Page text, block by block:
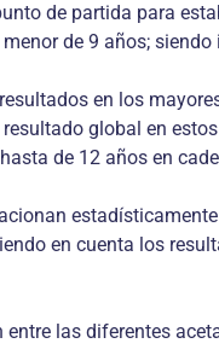
de partida para
de 9 años;
en los
global en
de 12 años en
en cuenta los
las diferentes